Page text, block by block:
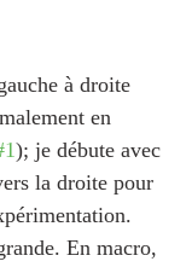
à droite
en
); je débute avec
la droite pour
En macro,